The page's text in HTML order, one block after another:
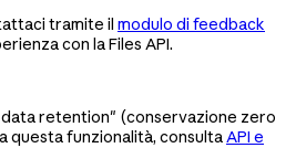
tramite il modulo di feedback
con la Files API.
retention" (conservazione zero
questa funzionalità, consultaAPI e